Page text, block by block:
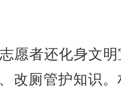
愿者还化身文
改厕管护知识